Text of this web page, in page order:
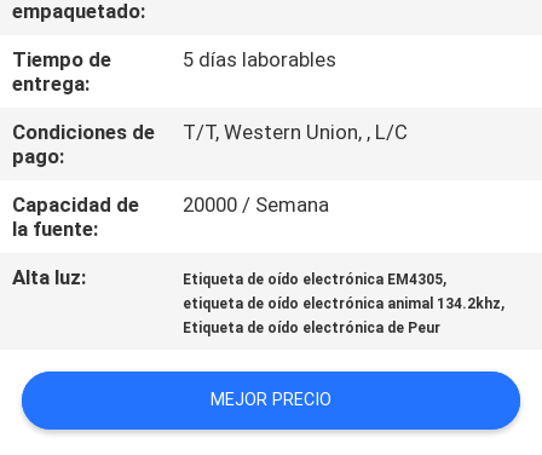
ÉNTRENOS
CONTACTO
CON
NOTICIAS
UNA
CITA
empaquetado:
Tiempo de
entrega:
5 días laborables
Condiciones de
pago:
T/T, Western Union, , L/C
Capacidad de
la fuente:
20000 / Semana
Alta luz: Etiqueta de oído electrónica EM4305,
etiqueta de oído electrónica animal 134.2khz,
Etiqueta de oído electrónica de Peur
MEJOR PRECIO